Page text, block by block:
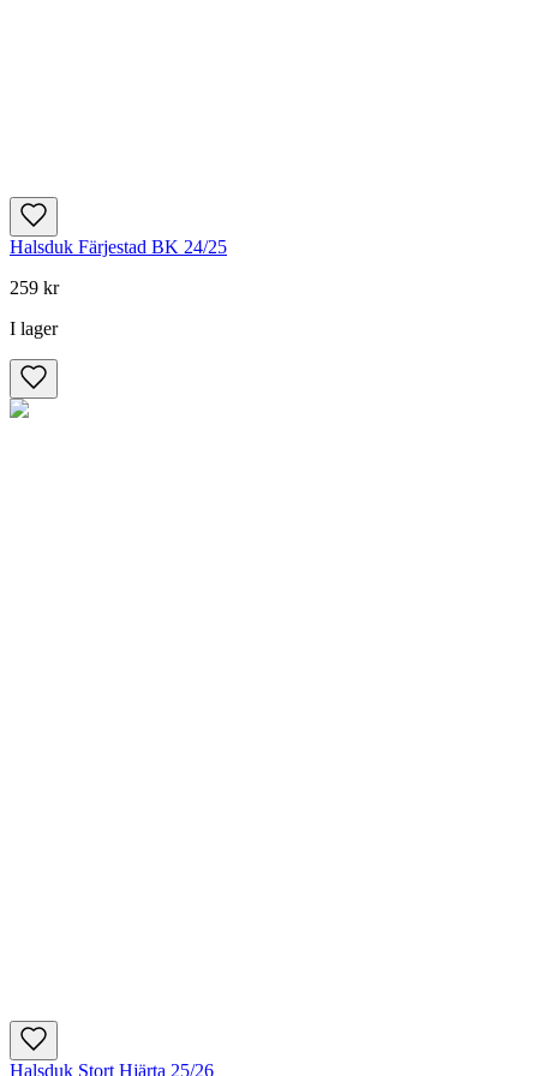
Halsduk Färjestad BK 24/25
259 kr
I lager
Halsduk Stort Hjärta 25/26